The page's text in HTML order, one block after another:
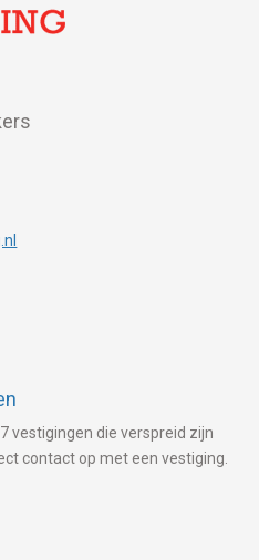
vestigingen die verspreid zijn
contact op met een vestiging.